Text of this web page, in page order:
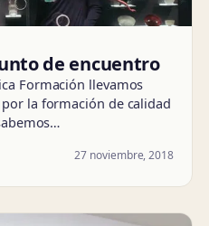
de encuentro
Formación llevamos
la formación de calidad
27 noviembre, 2018